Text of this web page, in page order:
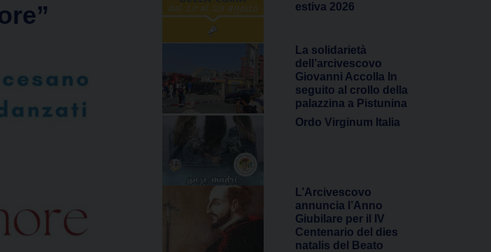
estiva 2026
La solidarietà
dell’arcivescovo
Giovanni Accolla In
seguito al crollo della
palazzina a Pistunina
Ordo Virginum Italia
L’Arcivescovo
annuncia l’Anno
Giubilare per il IV
Centenario del dies
natalis del Beato